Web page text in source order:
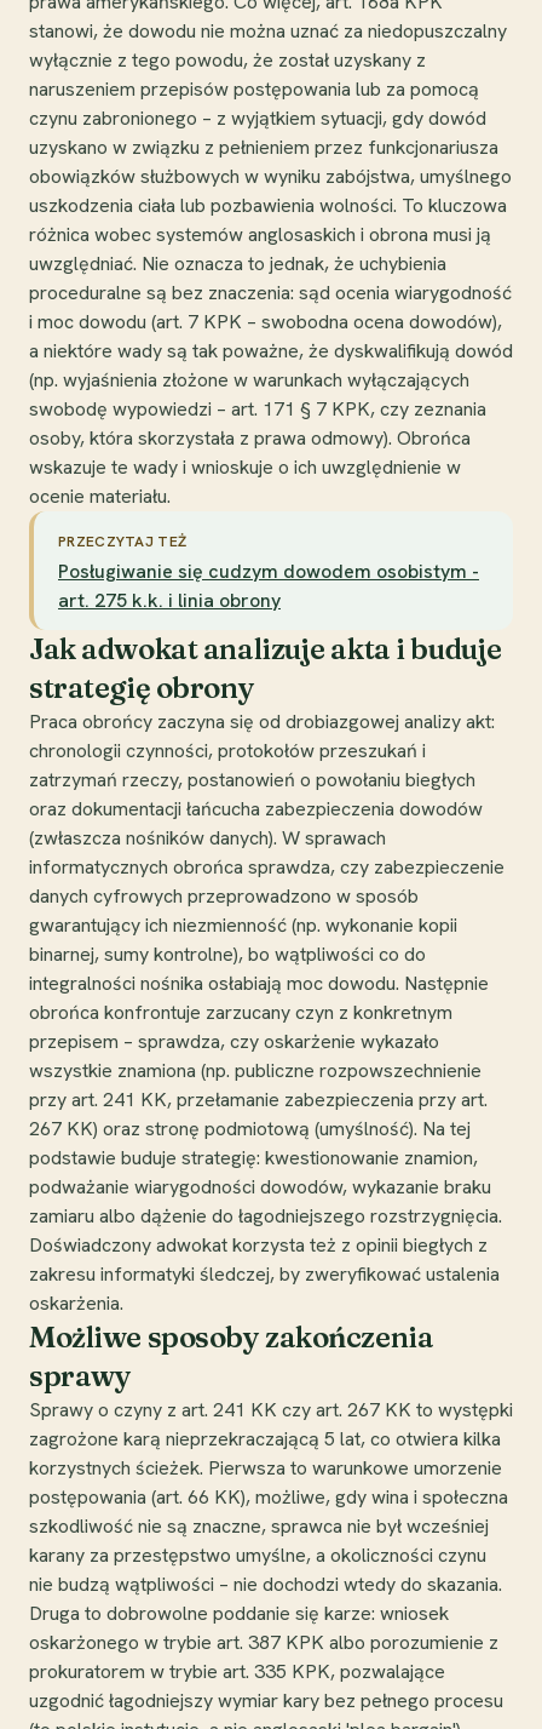
stanowi, że dowodu nie można uznać za niedopuszczalny
wyłącznie z tego powodu, że został uzyskany z
naruszeniem przepisów postępowania lub za pomocą
czynu zabronionego – z wyjątkiem sytuacji, gdy dowód
uzyskano w związku z pełnieniem przez funkcjonariusza
obowiązków służbowych w wyniku zabójstwa, umyślnego
uszkodzenia ciała lub pozbawienia wolności. To kluczowa
różnica wobec systemów anglosaskich i obrona musi ją
uwzględniać. Nie oznacza to jednak, że uchybienia
proceduralne są bez znaczenia: sąd ocenia wiarygodność
i moc dowodu (art. 7 KPK – swobodna ocena dowodów),
a niektóre wady są tak poważne, że dyskwalifikują dowód
(np. wyjaśnienia złożone w warunkach wyłączających
swobodę wypowiedzi – art. 171 § 7 KPK, czy zeznania
osoby, która skorzystała z prawa odmowy). Obrońca
wskazuje te wady i wnioskuje o ich uwzględnienie w
ocenie materiału.
PRZECZYTAJ TEŻ
Posługiwanie się cudzym dowodem osobistym -
art. 275 k.k. i linia obrony
Jak adwokat analizuje akta i buduje
strategię obrony
Praca obrońcy zaczyna się od drobiazgowej analizy akt:
chronologii czynności, protokołów przeszukań i
zatrzymań rzeczy, postanowień o powołaniu biegłych
oraz dokumentacji łańcucha zabezpieczenia dowodów
(zwłaszcza nośników danych). W sprawach
informatycznych obrońca sprawdza, czy zabezpieczenie
danych cyfrowych przeprowadzono w sposób
gwarantujący ich niezmienność (np. wykonanie kopii
binarnej, sumy kontrolne), bo wątpliwości co do
integralności nośnika osłabiają moc dowodu. Następnie
obrońca konfrontuje zarzucany czyn z konkretnym
przepisem – sprawdza, czy oskarżenie wykazało
wszystkie znamiona (np. publiczne rozpowszechnienie
przy art. 241 KK, przełamanie zabezpieczenia przy art.
267 KK) oraz stronę podmiotową (umyślność). Na tej
podstawie buduje strategię: kwestionowanie znamion,
podważanie wiarygodności dowodów, wykazanie braku
zamiaru albo dążenie do łagodniejszego rozstrzygnięcia.
Doświadczony adwokat korzysta też z opinii biegłych z
zakresu informatyki śledczej, by zweryfikować ustalenia
oskarżenia.
Możliwe sposoby zakończenia
sprawy
Sprawy o czyny z art. 241 KK czy art. 267 KK to występki
zagrożone karą nieprzekraczającą 5 lat, co otwiera kilka
korzystnych ścieżek. Pierwsza to warunkowe umorzenie
postępowania (art. 66 KK), możliwe, gdy wina i społeczna
szkodliwość nie są znaczne, sprawca nie był wcześniej
karany za przestępstwo umyślne, a okoliczności czynu
nie budzą wątpliwości – nie dochodzi wtedy do skazania.
Druga to dobrowolne poddanie się karze: wniosek
oskarżonego w trybie art. 387 KPK albo porozumienie z
prokuratorem w trybie art. 335 KPK, pozwalające
uzgodnić łagodniejszy wymiar kary bez pełnego procesu